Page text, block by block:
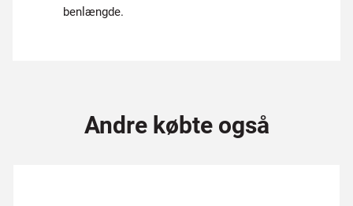
benlængde.
Andre købte også